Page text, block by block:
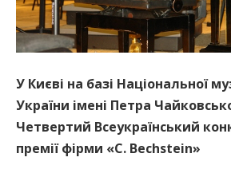
У Києві на базі Національної
України імені Петра
Четвертий Всеукраїнський
премії фірми «C. Bechstein»